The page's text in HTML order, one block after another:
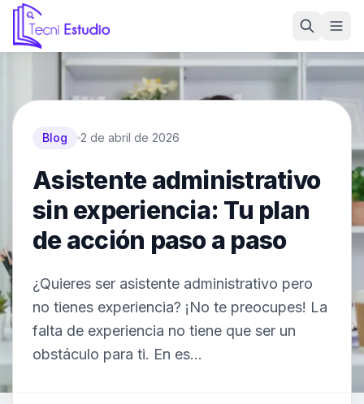
Ir a la página de inicio de Tecni Estudio
Blog 2 de abril de 2026
Asistente administrativo
sin experiencia: Tu plan
de acción paso a paso
¿Quieres ser asistente administrativo pero
no tienes experiencia? ¡No te preocupes! La
falta de experiencia no tiene que ser un
obstáculo para ti. En es...